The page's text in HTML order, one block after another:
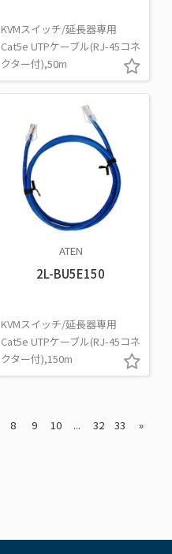
KVMスイッチ/延長器専用
Cat5e UTPケーブル(RJ-45コネ
クター付),50m
ATEN
2L-BU5E150
KVMスイッチ/延長器専用
Cat5e UTPケーブル(RJ-45コネ
クター付),150m
8 9 10 ... 32 33 »